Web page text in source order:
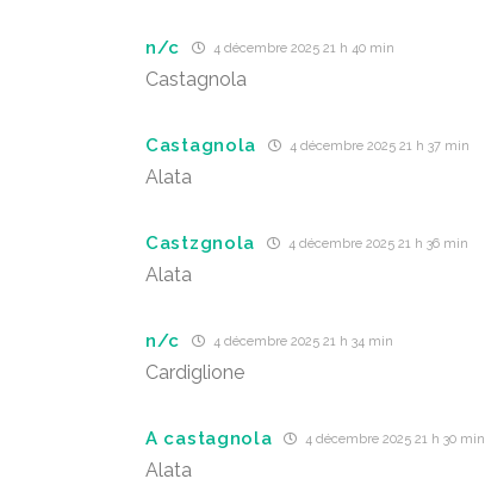
n/c 4 décembre 2025 21 h 40 min
Castagnola
Castagnola 4 décembre 2025 21 h 37 min
Alata
Castzgnola 4 décembre 2025 21 h 36 min
Alata
n/c 4 décembre 2025 21 h 34 min
Cardiglione
A castagnola 4 décembre 2025 21 h 30 min
Alata